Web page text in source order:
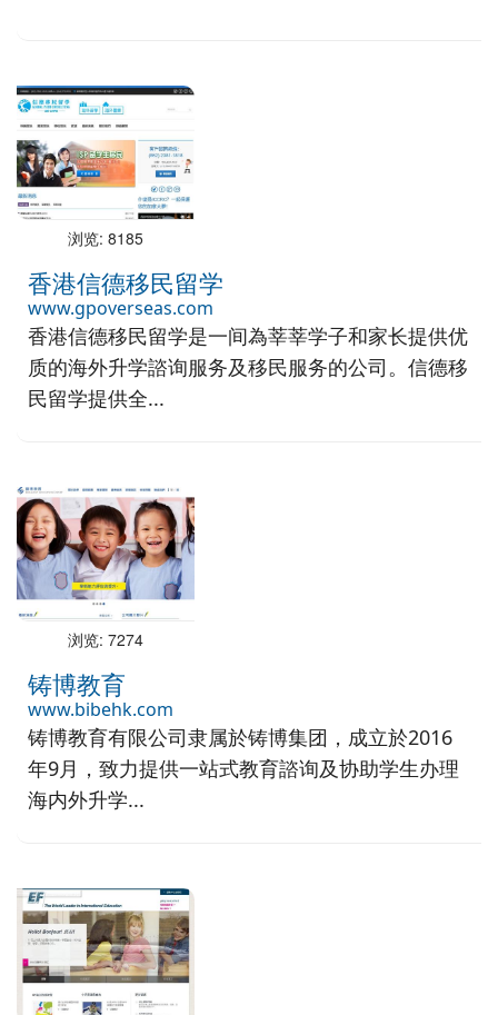
浏览: 8185
香港信德移民留学
www.gpoverseas.com
香港信德移民留学是一间為莘莘学子和家长提供优
质的海外升学諮询服务及移民服务的公司。信德移
民留学提供全...
浏览: 7274
铸博教育
www.bibehk.com
铸博教育有限公司隶属於铸博集团，成立於2016
年9月，致力提供一站式教育諮询及协助学生办理
海内外升学...